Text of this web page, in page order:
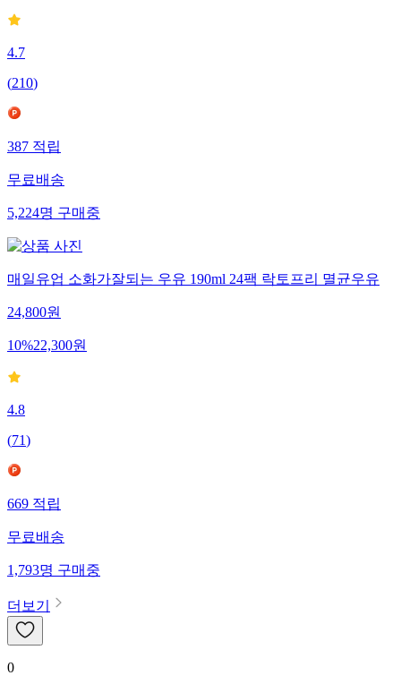
4.7
(210)
387적립
무료배송
5,224명구매중
매일유업 소화가잘되는 우유 190ml 24팩 락토프리 멸균우유
24,800원
10%22,300원
4.8
(71)
669적립
무료배송
1,793명구매중
더보기
0